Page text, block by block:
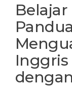
Inggris